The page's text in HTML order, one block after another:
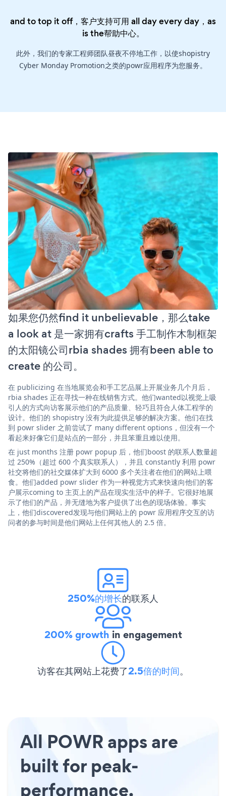
and to top it off，客户支持可用 all day every day，as
is the帮助中心。
此外，我们的专家工程师团队昼夜不停地工作，以使shopistry
Cyber Monday Promotion之类的powr应用程序为您服务。
如果您仍然find it unbelievable，那么take
a look at 是一家拥有crafts 手工制作木制框架
的太阳镜公司rbia shades 拥有been able to
create 的公司。
在 publicizing 在当地展览会和手工艺品展上开展业务几个月后，
rbia shades 正在寻找一种在线销售方式。他们wanted以视觉上吸
引人的方式向访客展示他们的产品质量、轻巧且符合人体工程学的
设计。他们的 shopistry 没有为此提供足够的解决方案。他们在找
到 powr slider 之前尝试了 many different options，但没有一个
看起来好像它们是站点的一部分，并且笨重且难以使用。
在 just months 注册 powr popup 后，他们boost 的联系人数量超
过 250%（超过 600 个真实联系人），并且 constantly 利用 powr
社交将他们的社交媒体扩大到 6000 多个关注者在他们的网站上喂
食。他们added powr slider 作为一种视觉方式来快速向他们的客
户展示coming to 主页上的产品在现实生活中的样子。它很好地展
示了他们的产品，并无缝地为客户提供了出色的现场体验。事实
上，他们discovered发现与他们网站上的 powr 应用程序交互的访
问者的参与时间是他们网站上任何其他人的 2.5 倍。
250%的增长的联系人
200% growth in engagement
访客在其网站上花费了2.5倍的时间。
All POWR apps are
built for peak-
performance.